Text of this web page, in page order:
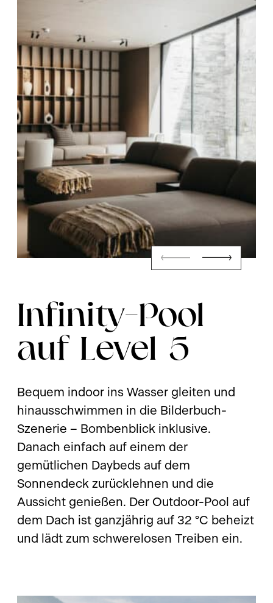
Infinity-Pool
auf Level 5
Bequem indoor ins Wasser gleiten und
hinausschwimmen in die Bilderbuch-
Szenerie – Bombenblick inklusive.
Danach einfach auf einem der
gemütlichen Daybeds auf dem
Sonnendeck zurücklehnen und die
Aussicht genießen. Der Outdoor-Pool auf
dem Dach ist ganzjährig auf 32 °C beheizt
und lädt zum schwerelosen Treiben ein.